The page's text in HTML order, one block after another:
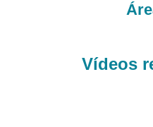
Vídeos